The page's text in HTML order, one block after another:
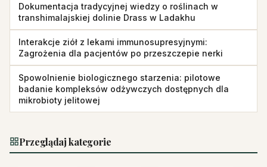
Dokumentacja tradycyjnej wiedzy o roślinach w
transhimalajskiej dolinie Drass w Ladakhu
Interakcje ziół z lekami immunosupresyjnymi:
Zagrożenia dla pacjentów po przeszczepie nerki
Spowolnienie biologicznego starzenia: pilotowe
badanie kompleksów odżywczych dostępnych dla
mikrobioty jelitowej
Przeglądaj kategorie